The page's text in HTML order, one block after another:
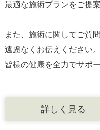
最適な施術プランをご提
また、施術に関してご質
遠慮なくお伝えください。
皆様の健康を全力でサポ
詳しく見る